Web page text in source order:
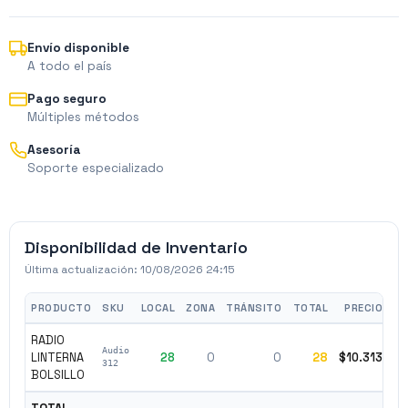
Envío disponible
A todo el país
Pago seguro
Múltiples métodos
Asesoría
Soporte especializado
Disponibilidad de Inventario
Última actualización: 10/08/2026 24:15
PRODUCTO SKU LOCAL ZONA TRÁNSITO TOTAL PRECIO
RADIO
LINTERNA
BOLSILLO
Audio
312
28 0 0 28 $10.313